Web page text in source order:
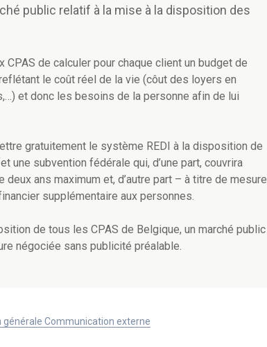
public relatif à la mise à la disposition des
de calculer pour chaque client un budget de
le coût réel de la vie (côut des loyers en
et donc les besoins de la personne afin de lui
gratuitement le système REDI à la disposition de
une subvention fédérale qui, d’une part, couvrira
ans maximum et, d’autre part – à titre de mesure
supplémentaire aux personnes.
de tous les CPAS de Belgique, un marché public
négociée sans publicité préalable.
générale Communication externe